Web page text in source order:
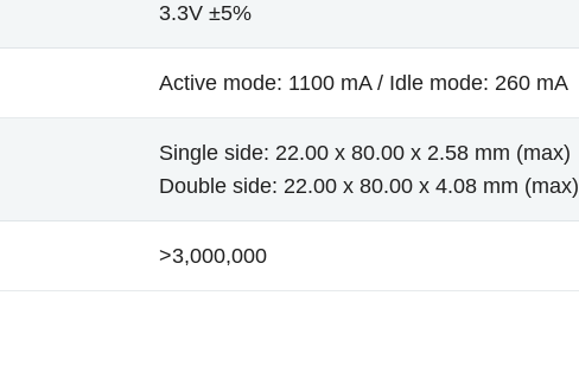
3.3V ±5%
Active mode: 1100 mA / Idle mode: 260 mA
Single side: 22.00 x 80.00 x 2.58 mm (max)
Double side: 22.00 x 80.00 x 4.08 mm (max)
>3,000,000